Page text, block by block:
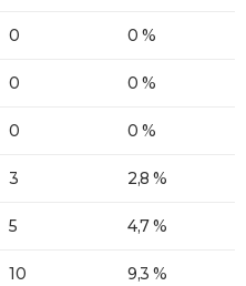
0 0 %
0 0 %
0 0 %
3 2,8 %
5 4,7 %
10 9,3 %